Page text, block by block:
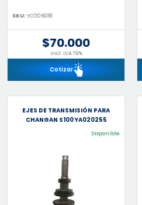
SKU:YC006081
$70.000
incl. IVA 19%
Cotizar
EJES DE TRANSMISIÓN PARA
CHANGAN S100 YA020255
Disponible